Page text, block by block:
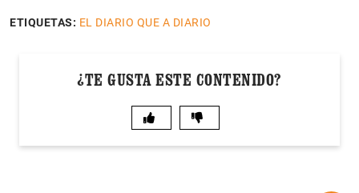
ETIQUETAS: EL DIARIO QUE A DIARIO
¿TE GUSTA ESTE CONTENIDO?